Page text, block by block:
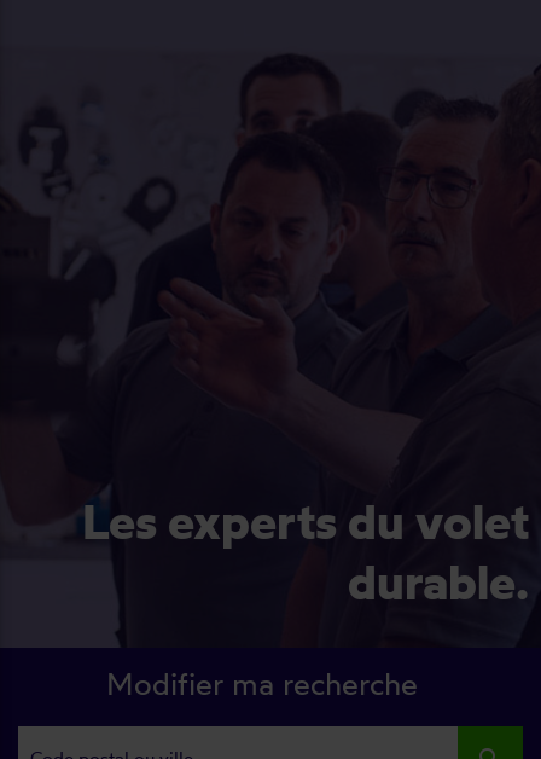
Les experts du volet
durable.
Modifier ma recherche